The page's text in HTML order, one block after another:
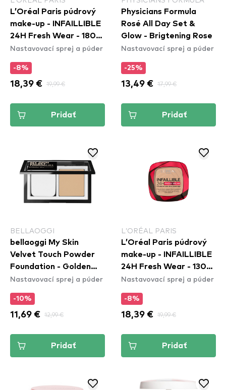
L’Oréal Paris púdrový
make-up - INFAILLIBLE
24H Fresh Wear - 180
Rose Sand
Nastavovací sprej a púder
-8%
18,39 € 19,99 €
Pridať
Physicians Formula
Rosé All Day Set &
Glow - Brigtening Rose
Nastavovací sprej a púder
-25%
13,49 € 17,99 €
Pridať
BELLAOGGI
bellaoggi My Skin
Velvet Touch Powder
Foundation - Golden
Beige
Nastavovací sprej a púder
-10%
11,69 € 12,99 €
Pridať
L’ORÉAL PARIS
L’Oréal Paris púdrový
make-up - INFAILLIBLE
24H Fresh Wear - 130
True Beige
Nastavovací sprej a púder
-8%
18,39 € 19,99 €
Pridať